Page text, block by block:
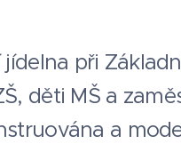
jídelna při
děti MŠ a
a